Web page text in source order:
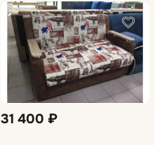
31 400 ₽